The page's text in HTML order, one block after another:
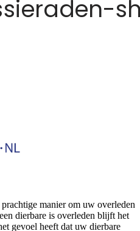
manier om uw overleden
dierbare is overleden blijft het
gevoel heeft dat uw dierbare